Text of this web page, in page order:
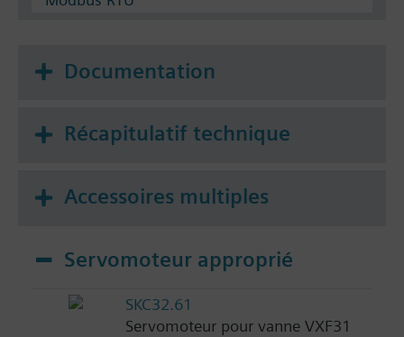
Documentation
Récapitulatif technique
Accessoires multiples
Servomoteur approprié
SKC32.61
Servomoteur pour vanne VXF31